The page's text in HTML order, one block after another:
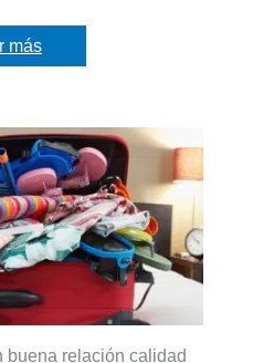
más
buena relación calidad